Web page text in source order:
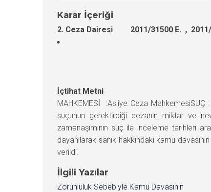
Karar İçeriği
2. Ceza Dairesi 2011/31500 E. , 2011/
İçtihat Metni
MAHKEMESİ :Asliye Ceza MahkemesiSUÇ :
suçunun gerektirdiği cezanın miktar ve
zamanaşımının suç ile inceleme tarihleri
dayanılarak sanık hakkındaki kamu
verildi.
İlgili Yazılar
Zorunluluk Sebebiyle Kamu Davasının